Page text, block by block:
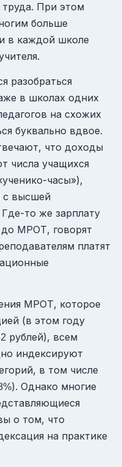
При этом
больше
в каждой школе
разобраться
в школах одних
на схожих
буквально вдвое.
что доходы
числа учащихся
часы»),
с высшей
то же зарплату
до МРОТ, говорят
платят
МРОТ, которое
(в этом году
рублей), всем
индексируют
в том числе
). Однако многие
о том, что
на практике